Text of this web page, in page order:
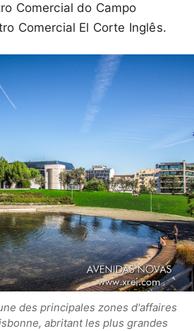
Comercial do Campo
Comercial El Corte Inglês.
des principales zones d'affaires
abritant les plus grandes